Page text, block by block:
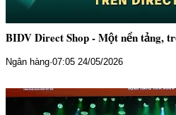
BIDV Direct Shop - Một nền tảng,
Ngân hàng·07:05 24/05/2026